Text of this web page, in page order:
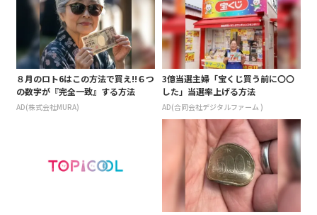
８月のロト6はこの方法で買え!!６つ
の数字が『完全一致』する方法
AD(株式会社MURA)
3億当選主婦「宝くじ買う前に〇〇
した」当選率上げる方法
AD(合同会社デジタルファーム )